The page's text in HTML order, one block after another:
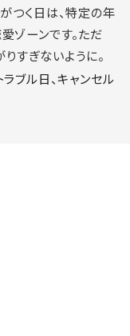
つく日は、特定の年
ゾーンです。ただ
すぎないように。
ブル日、キャンセル